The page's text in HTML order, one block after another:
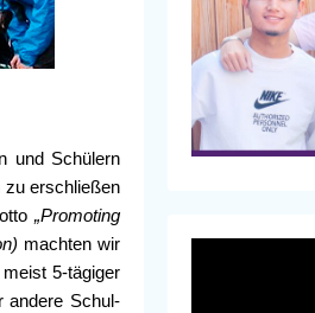
und Schülern
zu erschließen
„Promoting
machten wir
5-tägiger
andere Schul-